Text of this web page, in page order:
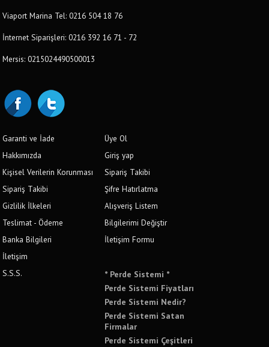
Viaport Marina Tel: 0216 504 18 76
İnternet Siparişleri: 0216 392 16 71 - 72
Mersis: 0215024490500013
Garanti ve İade
Hakkımızda
Kişisel Verilerin Korunması
Sipariş Takibi
Gizlilik İlkeleri
Teslimat - Ödeme
Banka Bilgileri
İletişim
S.S.S.
Üye Ol
Giriş yap
Sipariş Takibi
Şifre Hatırlatma
Alışveriş Listem
Bilgilerimi Değiştir
İletişim Formu
* Perde Sistemi *
Perde Sistemi Fiyatları
Perde Sistemi Nedir?
Perde Sistemi Satan
Firmalar
Perde Sistemi Çeşitleri